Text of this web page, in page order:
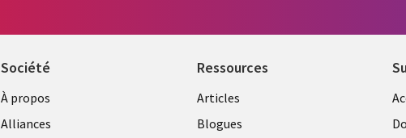
Société
À propos
Alliances
Ressources
Articles
Blogues